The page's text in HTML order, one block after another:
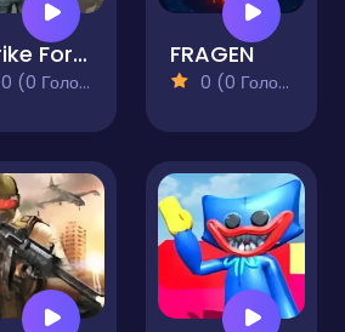
Strike Force
0 (0 Голосів)
FRAGEN
0 (0 Голосів)